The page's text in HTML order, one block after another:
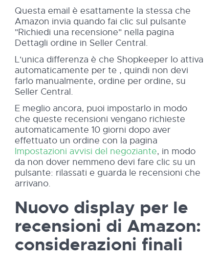
Questa email è esattamente la stessa che
Amazon invia quando fai clic sul pulsante
"Richiedi una recensione" nella pagina
Dettagli ordine in Seller Central.
L'unica differenza è che Shopkeeper lo attiva
automaticamente per te , quindi non devi
farlo manualmente, ordine per ordine, su
Seller Central.
E meglio ancora, puoi impostarlo in modo
che queste recensioni vengano richieste
automaticamente 10 giorni dopo aver
effettuato un ordine con la pagina
Impostazioni avvisi del negoziante, in modo
da non dover nemmeno devi fare clic su un
pulsante: rilassati e guarda le recensioni che
arrivano.
Nuovo display per le
recensioni di Amazon:
considerazioni finali